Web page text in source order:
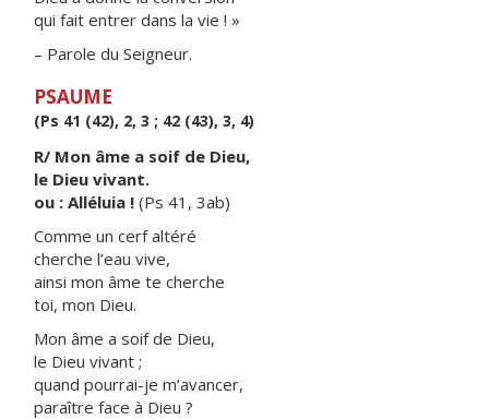
qui fait entrer dans la vie ! »
– Parole du Seigneur.
PSAUME
(Ps 41 (42), 2, 3 ; 42 (43), 3, 4)
R/ Mon âme a soif de Dieu,
le Dieu vivant.
ou : Alléluia ! (Ps 41, 3ab)
Comme un cerf altéré
cherche l’eau vive,
ainsi mon âme te cherche
toi, mon Dieu.
Mon âme a soif de Dieu,
le Dieu vivant ;
quand pourrai-je m’avancer,
paraître face à Dieu ?